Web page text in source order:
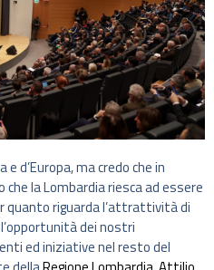
d’Europa, ma credo che in
la Lombardia riesca ad essere
quanto riguarda l’attrattività di
dei nostri
ed iniziative nel resto del